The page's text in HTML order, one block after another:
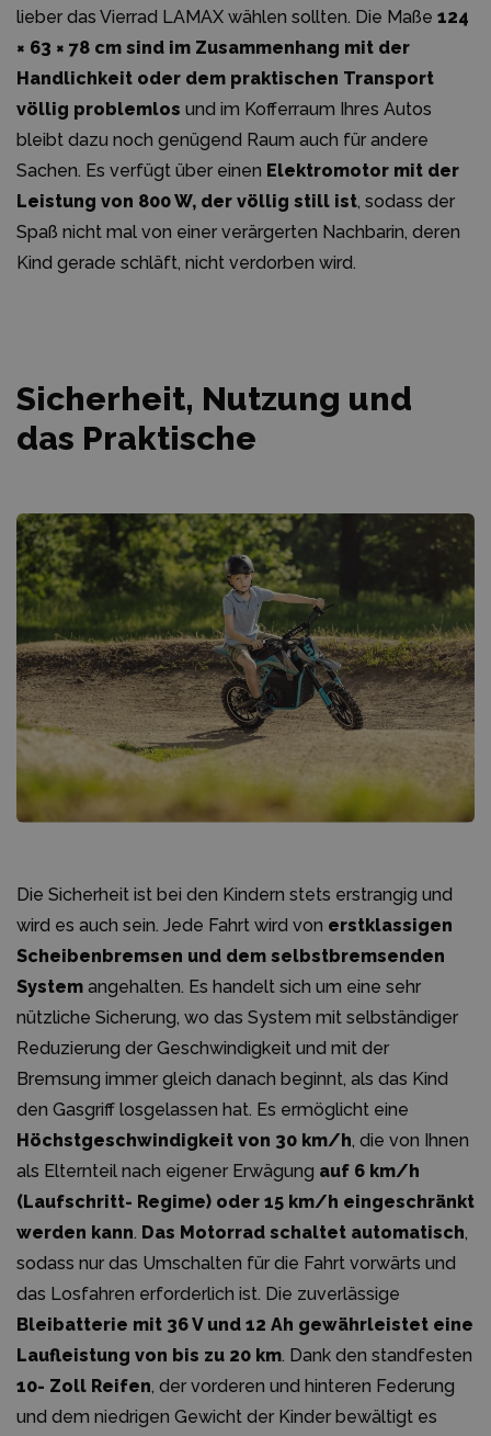
lieber das Vierrad LAMAX wählen sollten. Die Maße 124
× 63 × 78 cm sind im Zusammenhang mit der
Handlichkeit oder dem praktischen Transport
völlig problemlos und im Kofferraum Ihres Autos
bleibt dazu noch genügend Raum auch für andere
Sachen. Es verfügt über einen Elektromotor mit der
Leistung von 800 W, der völlig still ist, sodass der
Spaß nicht mal von einer verärgerten Nachbarin, deren
Kind gerade schläft, nicht verdorben wird.
Sicherheit, Nutzung und
das Praktische
Die Sicherheit ist bei den Kindern stets erstrangig und
wird es auch sein. Jede Fahrt wird von erstklassigen
Scheibenbremsen und dem selbstbremsenden
System angehalten. Es handelt sich um eine sehr
nützliche Sicherung, wo das System mit selbständiger
Reduzierung der Geschwindigkeit und mit der
Bremsung immer gleich danach beginnt, als das Kind
den Gasgriff losgelassen hat. Es ermöglicht eine
Höchstgeschwindigkeit von 30 km/h, die von Ihnen
als Elternteil nach eigener Erwägung auf 6 km/h
(Laufschritt- Regime) oder 15 km/h eingeschränkt
werden kann. Das Motorrad schaltet automatisch,
sodass nur das Umschalten für die Fahrt vorwärts und
das Losfahren erforderlich ist. Die zuverlässige
Bleibatterie mit 36 V und 12 Ah gewährleistet eine
Laufleistung von bis zu 20 km. Dank den standfesten
10- Zoll Reifen, der vorderen und hinteren Federung
und dem niedrigen Gewicht der Kinder bewältigt es